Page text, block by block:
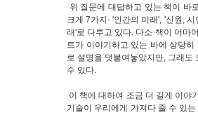
위 질문에 대답하고 있는 책이 바
크게 7가지- '인간의 미래', '신원,
래'로 다루고 있다. 다소 책이 어마
트가 이야기하고 있는 바에 상당
로 설명을 덧붙여놓았지만, 그래
수 있다.
이 책에 대하여 조금 더 길게 이야
기술이 우리에게 가져다 줄 수 있